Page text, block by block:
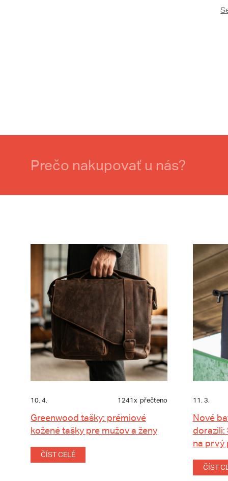
Prečo nakupovať u nás?
10. 4. 1241x přečteno
Greenwood tašky: prémiové
kožené tašky pre mužov a ženy
ČÍST CELÉ
11. 3.
Nové
dorazili:
na prvý
ČÍST